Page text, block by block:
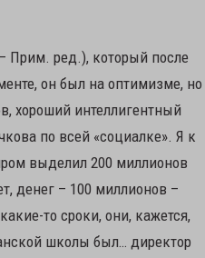
Прим. ред.), который после
он был на оптимизме, но
хороший интеллигентный
по всей «социалке». Я к
выделил 200 миллионов
денег – 100 миллионов –
то сроки, они, кажется,
школы был… директор